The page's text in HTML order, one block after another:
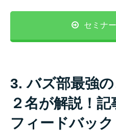
セミナ
3. バズ部最強
２名が解説！
フィードバック